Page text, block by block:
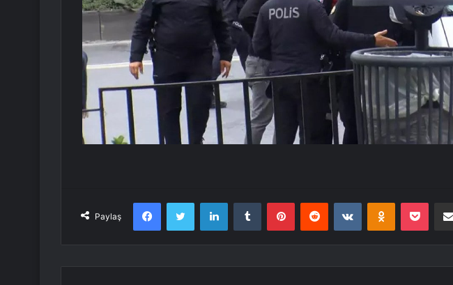
Paylaş
FacebookTwitter LinkedInTumblr PinterestReddit VKontakteOdnoklassniki
Pocket